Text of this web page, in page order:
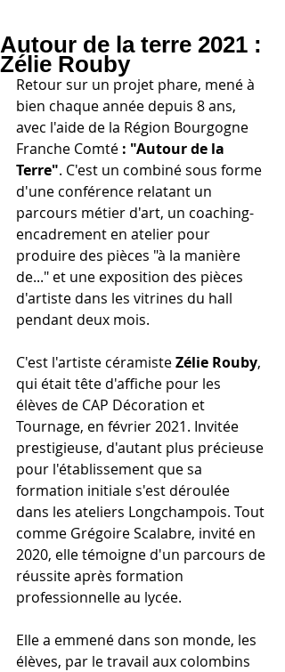
Autour de la terre 2021 :
Zélie Rouby
Retour sur un projet phare, mené à
bien chaque année depuis 8 ans,
avec l'aide de la Région Bourgogne
Franche Comté : "Autour de la
Terre". C'est un combiné sous forme
d'une conférence relatant un
parcours métier d'art, un coaching-
encadrement en atelier pour
produire des pièces "à la manière
de..." et une exposition des pièces
d'artiste dans les vitrines du hall
pendant deux mois.
C'est l'artiste céramiste Zélie Rouby,
qui était tête d'affiche pour les
élèves de CAP Décoration et
Tournage, en février 2021. Invitée
prestigieuse, d'autant plus précieuse
pour l'établissement que sa
formation initiale s'est déroulée
dans les ateliers Longchampois. Tout
comme Grégoire Scalabre, invité en
2020, elle témoigne d'un parcours de
réussite après formation
professionnelle au lycée.
Elle a emmené dans son monde, les
élèves, par le travail aux colombins